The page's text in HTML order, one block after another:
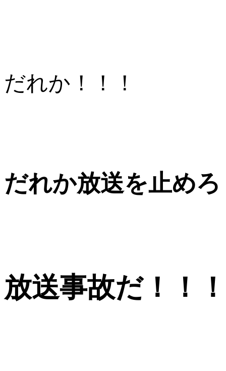
だれか！！！
だれか放送を止め
放送事故だ！！！